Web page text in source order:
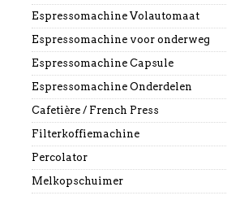
Espressomachine Volautomaat
Espressomachine voor onderweg
Espressomachine Capsule
Espressomachine Onderdelen
Cafetière / French Press
Filterkoffiemachine
Percolator
Melkopschuimer